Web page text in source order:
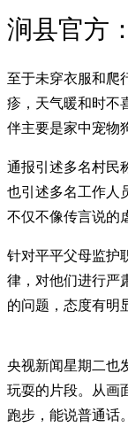
涧县官方
至于未穿衣服和爬
疹，天气暖和时不
伴主要是家中宠物
通报引述多名村民
也引述多名工作人
不仅不像传言说的
针对平平父母监护
律，对他们进行严
的问题，态度有明
央视新闻星期二也
玩耍的片段。从画
跑步，能说普通话。